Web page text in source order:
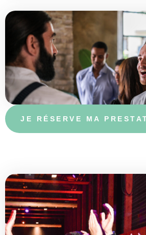
JE RÉSERVE MA